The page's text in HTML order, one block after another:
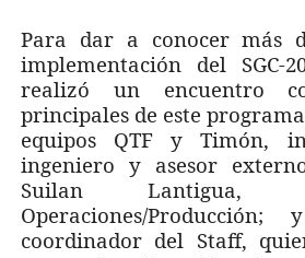
Para dar a conocer más
implementación del SGC-
realizó un encuentro
principales de este
equipos QTF y Timón,
ingeniero y asesor
Suilan Lantigua,
Operaciones/
coordinador del Staff,